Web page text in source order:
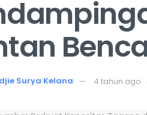
Surya Kelana 4 tahun ago